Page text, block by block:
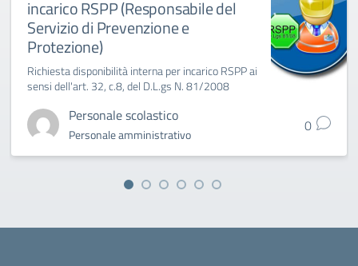
incarico RSPP (Responsabile del
Servizio di Prevenzione e
Protezione)
Richiesta disponibilità interna per incarico RSPP ai
sensi dell'art. 32, c.8, del D.L.gs N. 81/2008
Personale scolastico
Personale amministrativo 0